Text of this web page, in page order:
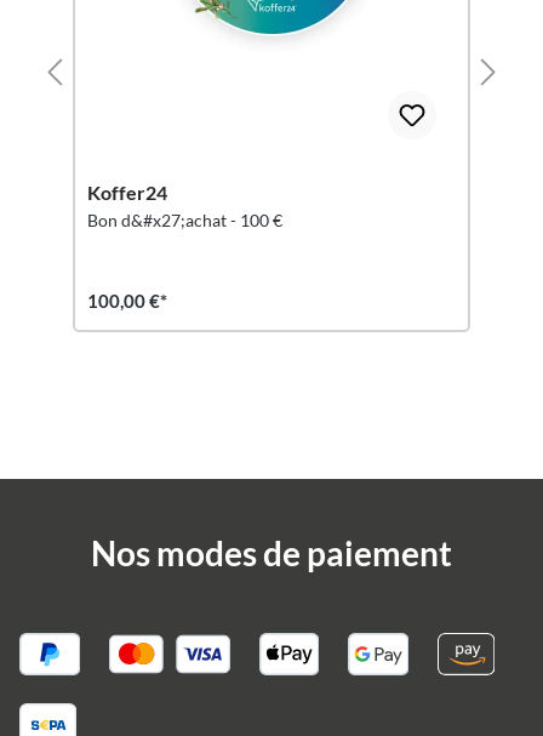
Koffer24
Bon d&#x27;achat - 100 €
100,00 €*
Nos modes de paiement